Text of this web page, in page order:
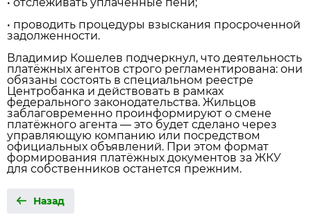
• проводить процедуры взыскания просроченной
задолженности.
Владимир Кошелев подчеркнул, что деятельность
платёжных агентов строго регламентирована: они
обязаны состоять в специальном реестре
Центробанка и действовать в рамках
федерального законодательства. Жильцов
заблаговременно проинформируют о смене
платёжного агента — это будет сделано через
управляющую компанию или посредством
официальных объявлений. При этом формат
формирования платёжных документов за ЖКУ
для собственников останется прежним.
Назад